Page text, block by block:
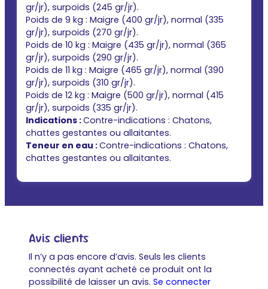
gr/jr), surpoids (245 gr/jr).
Poids de 9 kg : Maigre (400 gr/jr), normal (335
gr/jr), surpoids (270 gr/jr).
Poids de 10 kg : Maigre (435 gr/jr), normal (365
gr/jr), surpoids (290 gr/jr).
Poids de 11 kg : Maigre (465 gr/jr), normal (390
gr/jr), surpoids (310 gr/jr).
Poids de 12 kg : Maigre (500 gr/jr), normal (415
gr/jr), surpoids (335 gr/jr).
Indications :Contre-indications : Chatons,
chattes gestantes ou allaitantes.
Teneur en eau :Contre-indications : Chatons,
chattes gestantes ou allaitantes.
Avis clients
Il n’y a pas encore d’avis. Seuls les clients
connectés ayant acheté ce produit ont la
possibilité de laisser un avis. Se connecter